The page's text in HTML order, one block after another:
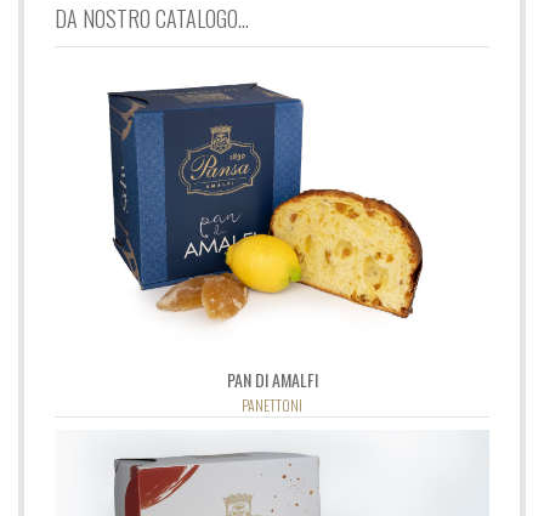
DA NOSTRO CATALOGO...
PAN DI AMALFI
PANETTONI